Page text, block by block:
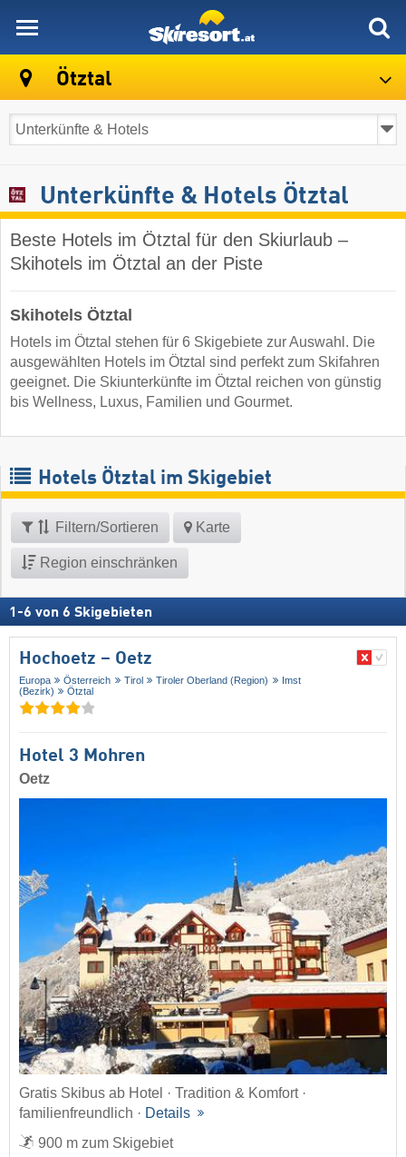
Ötztal
Unterkünfte & Hotels Ötztal
Beste Hotels im Ötztal für den Skiurlaub –
Skihotels im Ötztal an der Piste
Skihotels Ötztal
Hotels im Ötztal stehen für 6 Skigebiete zur Auswahl. Die
ausgewählten Hotels im Ötztal sind perfekt zum Skifahren
geeignet. Die Skiunterkünfte im Ötztal reichen von günstig
bis Wellness, Luxus, Familien und Gourmet.
Hotels Ötztal im Skigebiet
Filtern/Sortieren Karte
Region einschränken
1 -6 von 6 Skigebieten
Hochoetz – Oetz
Europa Österreich Tirol Tiroler Oberland (Region)
Imst
(Bezirk)
Ötztal
Hotel 3 Mohren
Oetz
Gratis Skibus ab Hotel · Tradition & Komfort ·
familienfreundlich · Details
900 m zum Skigebiet